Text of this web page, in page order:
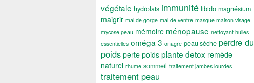
végétale hydrolats immunité libido magnésium
maigrir mal de gorge mal de ventre masque maison visage
mycose peau mémoire ménopause nettoyant huiles
essentielles oméga 3 onagre peau sèche perdre du
poids perte poids plante detox remède
naturel rhume sommeil traitement jambes lourdes
traitement peau